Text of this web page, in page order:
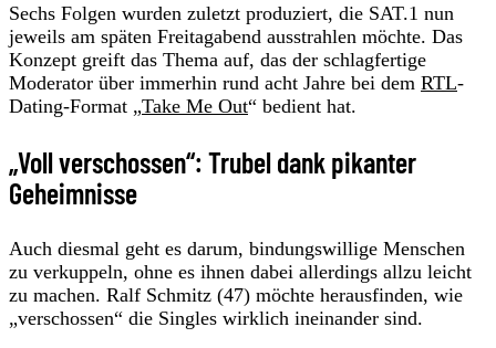
Sechs Folgen wurden zuletzt produziert, die SAT.1 nun
jeweils am späten Freitagabend ausstrahlen möchte. Das
Konzept greift das Thema auf, das der schlagfertige
Moderator über immerhin rund acht Jahre bei dem RTL-
Dating-Format „Take Me Out“ bedient hat.
„Voll verschossen“: Trubel dank pikanter
Geheimnisse
Auch diesmal geht es darum, bindungswillige Menschen
zu verkuppeln, ohne es ihnen dabei allerdings allzu leicht
zu machen. Ralf Schmitz (47) möchte herausfinden, wie
„verschossen“ die Singles wirklich ineinander sind.